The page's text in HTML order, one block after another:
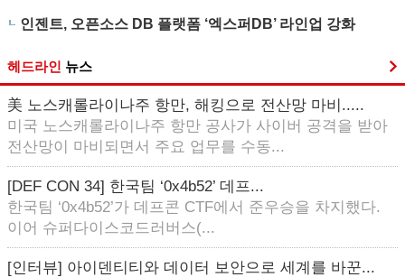
인젠트, 오픈소스 DB 플랫폼 ‘엑스퍼DB’ 라인업 강화
헤드라인 뉴스
美 노스캐롤라이나주 항만, 해킹으로 전산망 마비.....
미국 노스캐롤라이나주 항만 공사가 사이버 공격을 받아
전산망이 마비되면서 주요 업무를 수동...
[DEF CON 34] 한국팀 ‘0x4b52’ 데프...
한국팀 ‘0x4b52’가 데프콘 CTF에서 준우승을 차지했다.
이어 슈퍼다이스코드러버스(...
[인터뷰] 아이덴티티와 데이터 보안으로 세계를 바꾼...